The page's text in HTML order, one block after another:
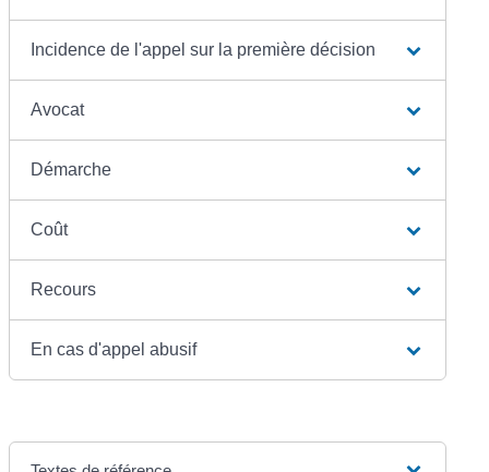
Incidence de l'appel sur la première décision
Avocat
Démarche
Coût
Recours
En cas d'appel abusif